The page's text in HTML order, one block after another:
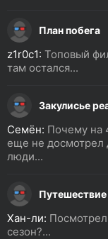
План побега
z1r0c1: Топовый
там остался...
Закулисье
Семён: Почему на
еще не досмотрел
люди...
Хан-ли:
сезон?...